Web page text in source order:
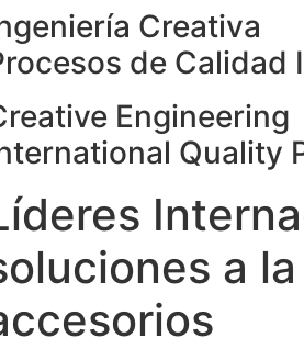
Creativa
de Calidad
Engineering
Quality
a